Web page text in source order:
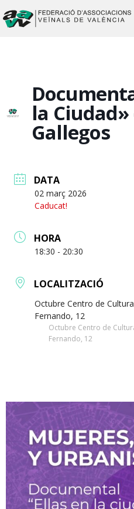
la Ciudad»
Gallegos
DATA
02 març 2026
Caducat!
HORA
18:30 - 20:30
LOCALITZACIÓ
Octubre Centro de
Fernando, 12
Octubre Centro de
Fernando, 12